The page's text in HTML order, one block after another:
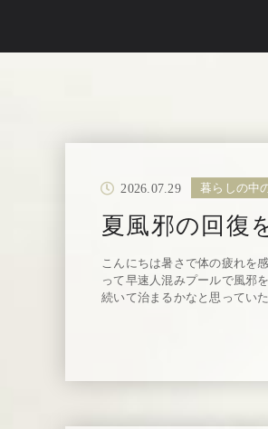
2026.07.29 暮らしの中
夏風邪の回復
こんにちは暑さで体の疲れを
って早速人混みプールで風邪
続いて治まるかなと思ってい